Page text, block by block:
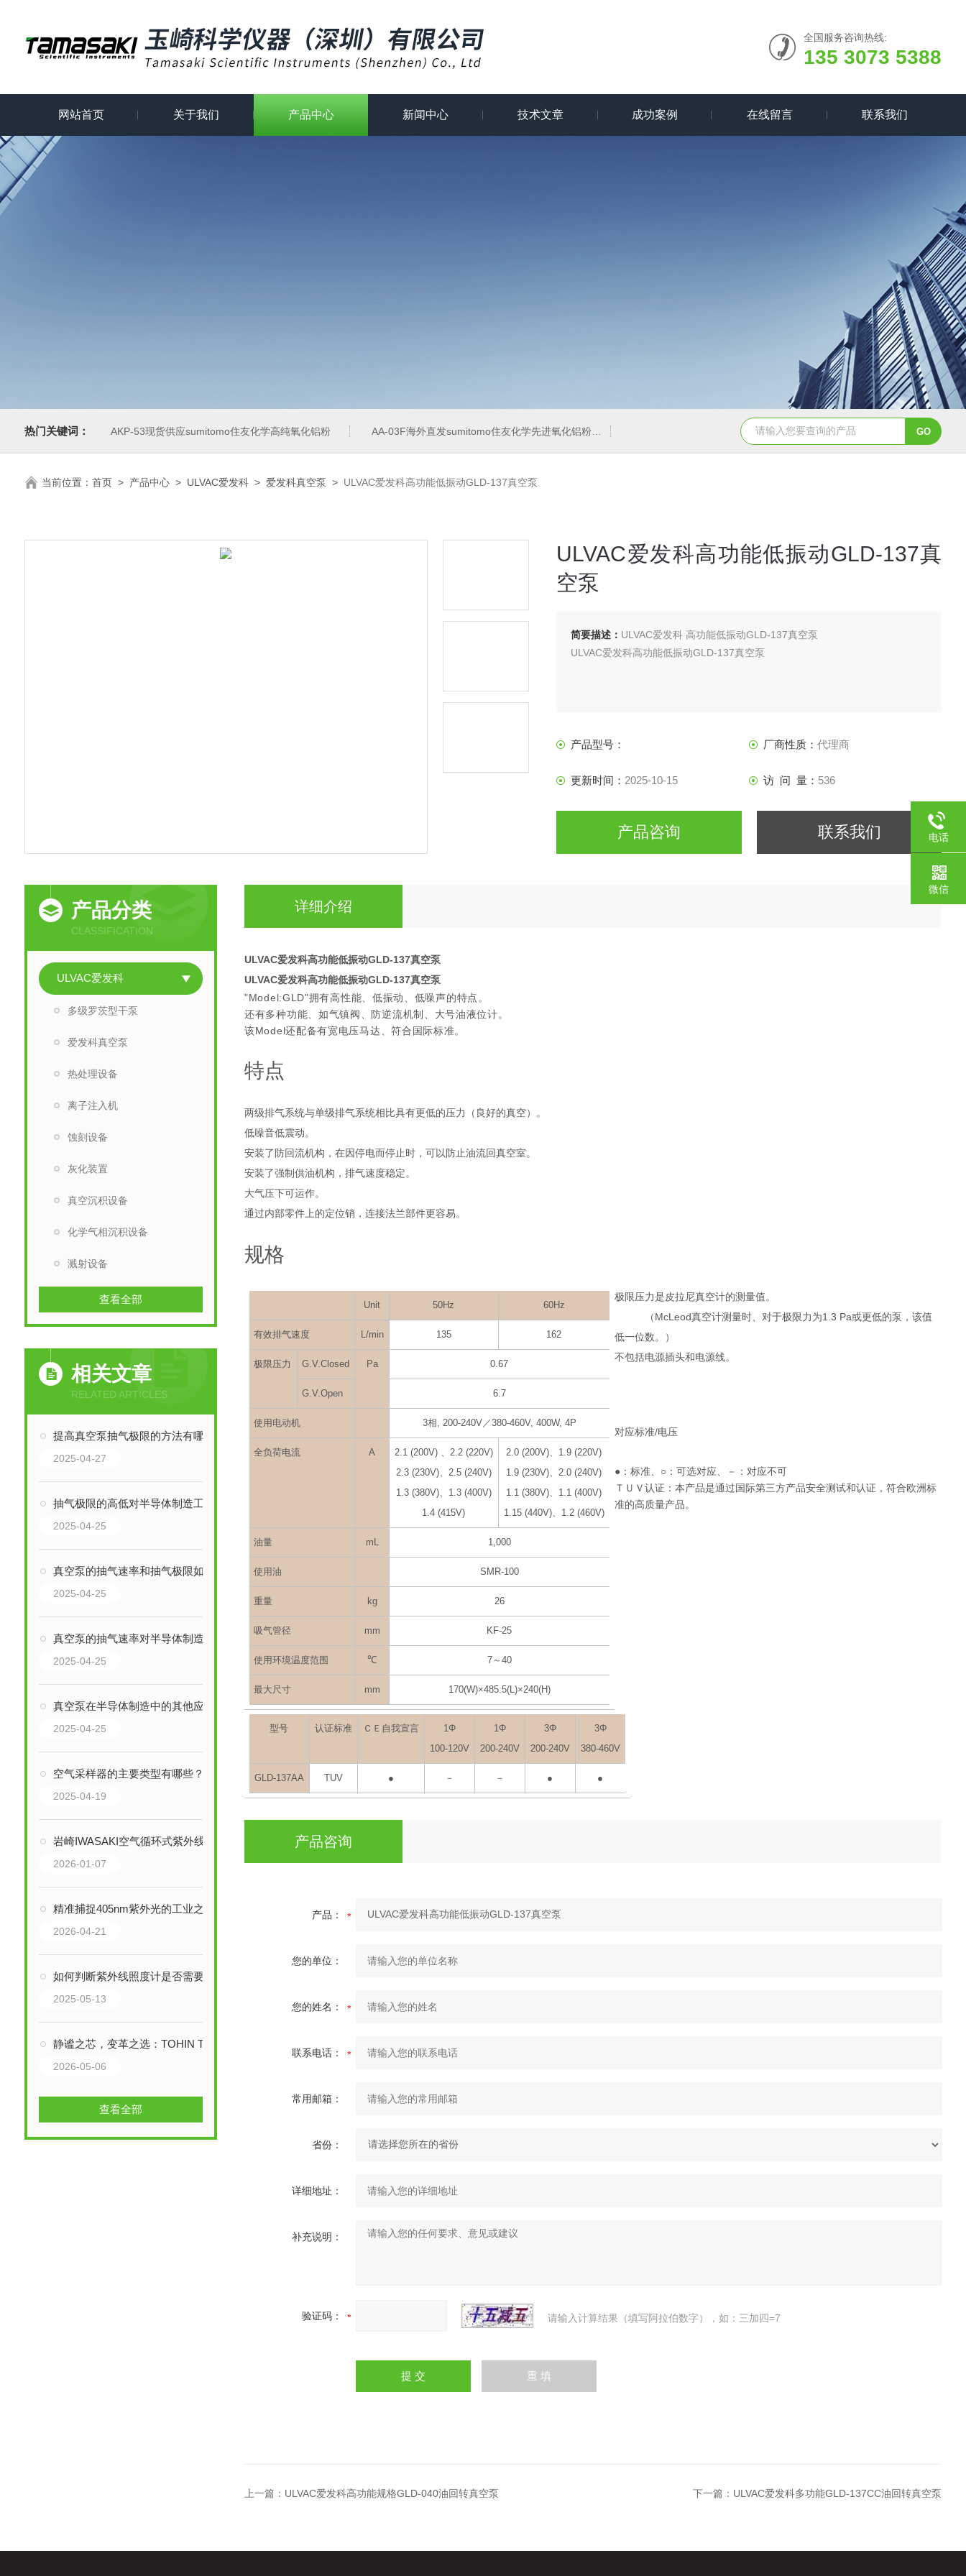
全国服务咨询热线:
135 3073 5388
网站首页 关于我们 产品中心 新闻中心 技术文章 成功案例 在线留言 联系我们
热门关键词： AKP-53现货供应sumitomo住友化学高纯氧化铝粉 AA-03F海外直发sumitomo住友化学先进氧化铝粉 AA-2日本进口sumitomo住友化学先进氧化铝粉 AA-07工业级精
当前位置： 首页> 产品中心> ULVAC爱发科> 爱发科真空泵 > ULVAC爱发科高功能低振动GLD-137真空泵
ULVAC爱发科高功能低振动GLD-137真
空泵
简要描述： ULVAC爱发科 高功能低振动GLD-137真空泵
ULVAC爱发科高功能低振动GLD-137真空泵
产品型号： 厂商性质：代理商
更新时间： 2025-10-15 访 问 量： 536
产品咨询 联系我们
产品分类
CLASSIFICATION
ULVAC爱发科
多级罗茨型干泵
爱发科真空泵
热处理设备
离子注入机
蚀刻设备
灰化装置
真空沉积设备
化学气相沉积设备
溅射设备
查看全部
相关文章
RELATED ARTICLES
提高真空泵抽气极限的方法有哪些？
2025-04-27
抽气极限的高低对半导体制造工艺的具体影响是什么？
2025-04-25
真空泵的抽气速率和抽气极限如何影响半导体制造工艺？
2025-04-25
真空泵的抽气速率对半导体制造工艺有哪些影响？
2025-04-25
真空泵在半导体制造中的其他应用场景
2025-04-25
空气采样器的主要类型有哪些？
2025-04-19
岩崎IWASAKI空气循环式紫外线净化器：以闭环动态消毒重塑高要求空间
2026-01-07
精准捕捉405nm紫外光的工业之眼：USHIO牛尾UVD-S405分体式UV受光器技术解析
2026-04-21
如何判断紫外线照度计是否需要校准？
2025-05-13
静谧之芯，变革之选：TOHIN TX300空气轴承涡轮鼓风机低噪音/低振动技术
2026-05-06
查看全部
详细介绍
ULVAC爱发科高功能低振动GLD-137真空泵
ULVAC爱发科高功能低振动GLD-137真空泵
"Model:GLD"拥有高性能、低振动、低噪声的特点。
还有多种功能、如气镇阀、防逆流机制、大号油液位计。
该Model还配备有宽电压马达、符合国际标准。
特点
两级排气系统与单级排气系统相比具有更低的压力（良好的真空）。
低噪音低震动。
安装了防回流机构，在因停电而停止时，可以防止油流回真空室。
安装了强制供油机构，排气速度稳定。
大气压下可运作。
通过内部零件上的定位销，连接法兰部件更容易。
规格
Unit 50Hz 60Hz
有效排气速度 L/min 135 162
极限压力 G.V.Closed Pa 0.67
G.V.Open 6.7
使用电动机 3相, 200-240V／380-460V, 400W, 4P
全负荷电流 A
2.1 (200V) 、2.2 (220V)
2.3 (230V)、2.5 (240V)
1.3 (380V)、1.3 (400V)
1.4 (415V)
2.0 (200V)、1.9 (220V)
1.9 (230V)、2.0 (240V)
1.1 (380V)、1.1 (400V)
1.15 (440V)、1.2 (460V)
油量 mL 1,000
使用油 SMR-100
重量 kg 26
吸气管径 mm KF-25
使用环境温度范围 ℃ 7～40
最大尺寸 mm 170(W)×485.5(L)×240(H)
极限压力是皮拉尼真空计的测量值。
（McLeod真空计测量时、对于极限力为1.3 Pa或更低的泵，该值
低一位数。）
不包括电源插头和电源线。
对应标准/电压
型号 认证标准 ＣＥ自我宣言
1Φ
100-120V
1Φ
200-240V
3Φ
200-240V
3Φ
380-460V
GLD-137AA TUV ● － － ● ●
●：标准、○：可选对应、－：对应不可
ＴＵＶ认证：本产品是通过国际第三方产品安全测试和认证，符合欧洲标
准的高质量产品。
产品咨询
产品：
您的单位：
您的姓名：
联系电话：
常用邮箱：
省份：
详细地址：
补充说明：
验证码： 请输入计算结果（填写阿拉伯数字），如：三加四=7
上一篇： ULVAC爱发科高功能规格GLD-040油回转真空泵 下一篇： ULVAC爱发科多功能GLD-137CC油回转真空泵
电话
微信